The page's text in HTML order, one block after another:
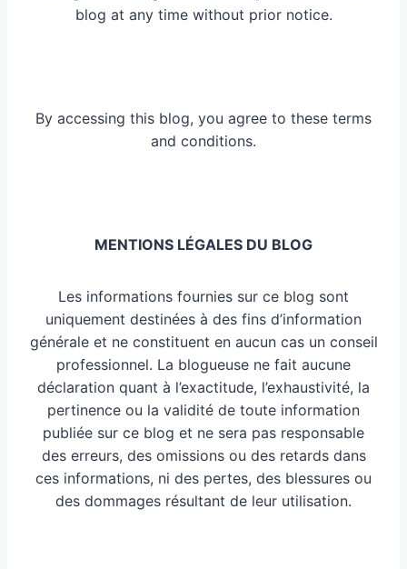
blog at any time without prior notice.
By accessing this blog, you agree to these terms
and conditions.
MENTIONS LÉGALES DU BLOG
Les informations fournies sur ce blog sont
uniquement destinées à des fins d’information
générale et ne constituent en aucun cas un conseil
professionnel. La blogueuse ne fait aucune
déclaration quant à l’exactitude, l’exhaustivité, la
pertinence ou la validité de toute information
publiée sur ce blog et ne sera pas responsable
des erreurs, des omissions ou des retards dans
ces informations, ni des pertes, des blessures ou
des dommages résultant de leur utilisation.